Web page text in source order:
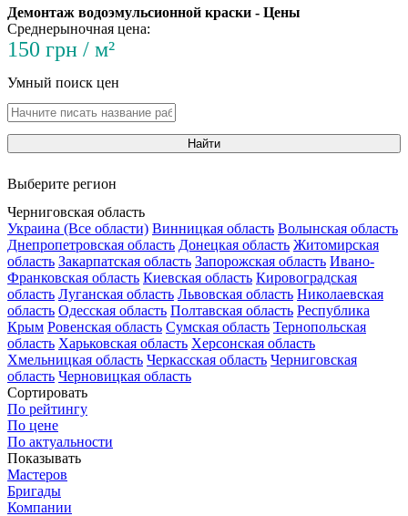
Демонтаж водоэмульсионной краски - Цены
Среднерыночная цена:
150 грн / м²
Умный поиск цен
Найти
Выберите регион
Черниговская область
Украина (Все области) Винницкая область Волынская область
Днепропетровская область Донецкая область Житомирская
область Закарпатская область Запорожская область Ивано-
Франковская область Киевская область Кировоградская
область Луганская область Львовская область Николаевская
область Одесская область Полтавская область Республика
Крым Ровенская область Сумская область Тернопольская
область Харьковская область Херсонская область
Хмельницкая область Черкасская область Черниговская
область Черновицкая область
Сортировать
По рейтингу
По цене
По актуальности
Показывать
Мастеров
Бригады
Компании